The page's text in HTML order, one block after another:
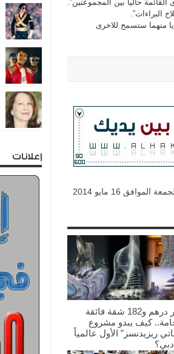
حاليا بين المجموعتين”.
البراءات”.
منهما ستسمح للاخرى
16 مايو 2014
مليار درهم و182 شقة فائقة
كيف يبدو مشروع
ريزيدنسز” الأول عالمياً
إعلانات